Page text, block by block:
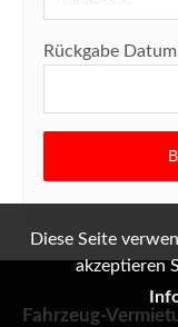
Rückgabe Datum
Fahrzeug-
Diese Seite
akzeptieren